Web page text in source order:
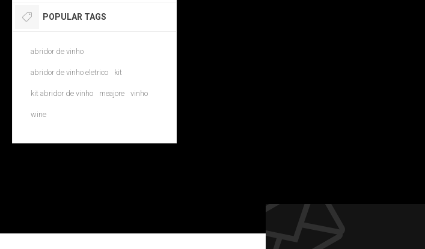
POPULAR TAGS
abridor de vinho
abridor de vinho eletrico kit
kit abridor de vinho meajore vinho
wine